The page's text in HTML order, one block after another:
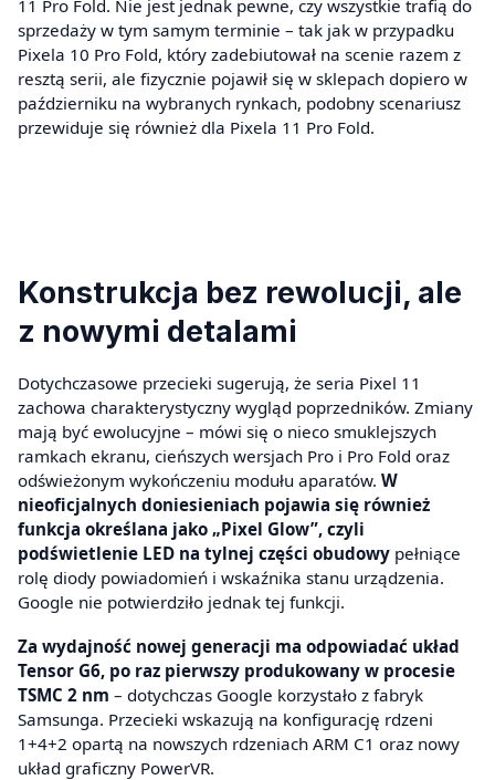
11 Pro Fold. Nie jest jednak pewne, czy wszystkie trafią do
sprzedaży w tym samym terminie – tak jak w przypadku
Pixela 10 Pro Fold, który zadebiutował na scenie razem z
resztą serii, ale fizycznie pojawił się w sklepach dopiero w
październiku na wybranych rynkach, podobny scenariusz
przewiduje się również dla Pixela 11 Pro Fold.
Konstrukcja bez rewolucji, ale
z nowymi detalami
Dotychczasowe przecieki sugerują, że seria Pixel 11
zachowa charakterystyczny wygląd poprzedników. Zmiany
mają być ewolucyjne – mówi się o nieco smuklejszych
ramkach ekranu, cieńszych wersjach Pro i Pro Fold oraz
odświeżonym wykończeniu modułu aparatów. W
nieoficjalnych doniesieniach pojawia się również
funkcja określana jako „Pixel Glow”, czyli
podświetlenie LED na tylnej części obudowy pełniące
rolę diody powiadomień i wskaźnika stanu urządzenia.
Google nie potwierdziło jednak tej funkcji.
Za wydajność nowej generacji ma odpowiadać układ
Tensor G6, po raz pierwszy produkowany w procesie
TSMC 2 nm – dotychczas Google korzystało z fabryk
Samsunga. Przecieki wskazują na konfigurację rdzeni
1+4+2 opartą na nowszych rdzeniach ARM C1 oraz nowy
układ graficzny PowerVR.